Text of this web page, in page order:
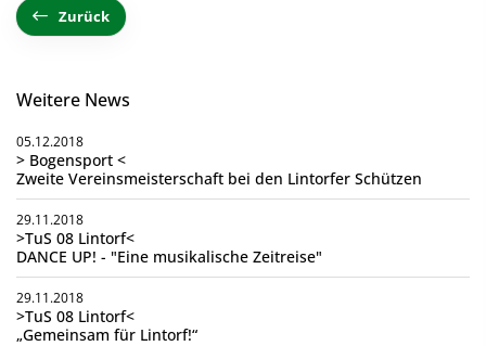
Zurück
Weitere News
05.12.2018
> Bogensport <
Zweite Vereinsmeisterschaft bei den Lintorfer Schützen
29.11.2018
>TuS 08 Lintorf<
DANCE UP! - "Eine musikalische Zeitreise"
29.11.2018
>TuS 08 Lintorf<
„Gemeinsam für Lintorf!“